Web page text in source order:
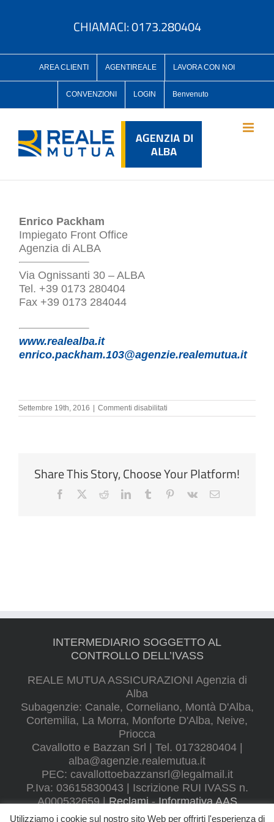
CHIAMACI: 0173.280404
AREA CLIENTI AGENTIREALE LAVORA CON NOI
CONVENZIONI LOGIN Benvenuto
Enrico Packham
Impiegato Front Office
Agenzia di ALBA
Via Ognissanti 30 – ALBA
Tel. +39 0173 280404
Fax +39 0173 284044
www.realealba.it
enrico.packham.103@agenzie.realemutua.it
Settembre 19th, 2016 | Commenti disabilitati
Enrico
Share This Story, Choose Your Platform!
Facebook RedditLinkedInTumblr Pinterest
Vk Email
INTERMEDIARIO SOGGETTO AL
CONTROLLO DELL’IVASS
REALE MUTUA ASSICURAZIONI Agenzia di
Alba
Subagenzie: Canale, Corneliano, Montà D'Alba,
Cortemilia, La Morra, Monforte D'Alba, Neive,
Priocca
Cavallotto e Bazzan Srl | Tel. 0173280404 |
alba@agenzie.realemutua.it
PEC: cavallottoebazzansrl@legalmail.it
P.Iva: 03615830043 | Iscrizione RUI IVASS n.
A000532659 |Reclami-Informativa AAS
Utilizziamo i cookie sul nostro sito Web per offrirti l'esperienza di